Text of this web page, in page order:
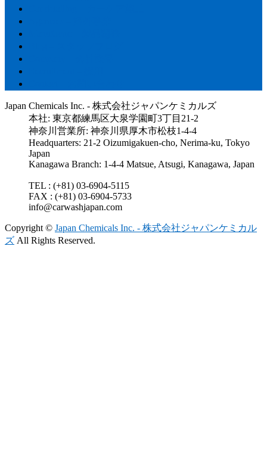
Japan Chemicals Inc. - 株式会社ジャパンケミカルズ
本社: 東京都練馬区大泉学園町3丁目21-2
神奈川営業所: 神奈川県厚木市松枝1-4-4
Headquarters: 21-2 Oizumigakuen-cho, Nerima-ku, Tokyo
Japan
Kanagawa Branch: 1-4-4 Matsue, Atsugi, Kanagawa, Japan
TEL : (+81) 03-6904-5115
FAX : (+81) 03-6904-5733
info@carwashjapan.com
Copyright © Japan Chemicals Inc. - 株式会社ジャパンケミカル
ズ All Rights Reserved.